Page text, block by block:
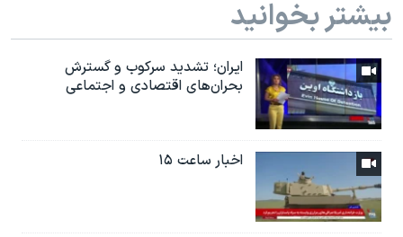
بیشتر بخوانید
ایران؛ تشدید سرکوب و گسترش
بحران‌های اقتصادی و اجتماعی
اخبار ساعت ۱۵